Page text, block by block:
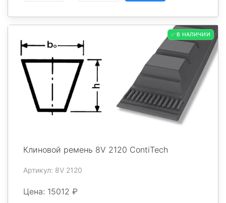
✅ В НАЛИЧИИ
Клиновой ремень 8V 2120 ContiTech
Артикул: 8V 2120
Цена: 15012 ₽